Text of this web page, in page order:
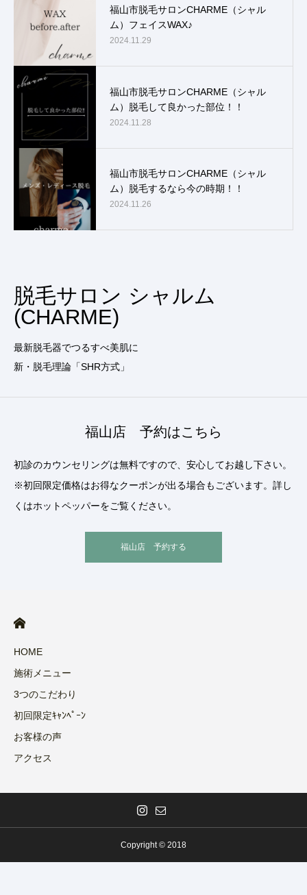
福山市脱毛サロンCHARME（シャル
ム）フェイスWAX♪
2024.11.29
福山市脱毛サロンCHARME（シャル
ム）脱毛して良かった部位！！
2024.11.28
福山市脱毛サロンCHARME（シャル
ム）脱毛するなら今の時期！！
2024.11.26
脱毛サロン シャルム
(CHARME)
最新脱毛器でつるすべ美肌に
新・脱毛理論「SHR方式」
福山店 予約はこちら
初診のカウンセリングは無料ですので、安心してお越し下さい。
※初回限定価格はお得なクーポンが出る場合もございます。詳し
くはホットペッパーをご覧ください。
福山店 予約する
HOME
施術メニュー
3つのこだわり
初回限定ｷｬﾝﾍﾟｰﾝ
お客様の声
アクセス
Copyright © 2018